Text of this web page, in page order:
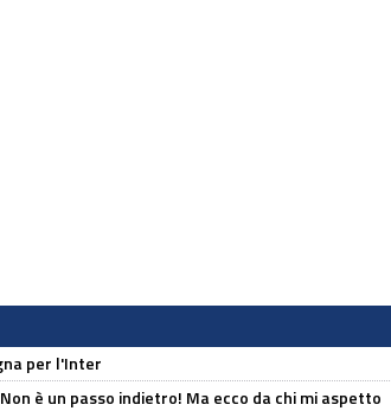
per l'Inter
è un passo indietro! Ma ecco da chi mi aspetto